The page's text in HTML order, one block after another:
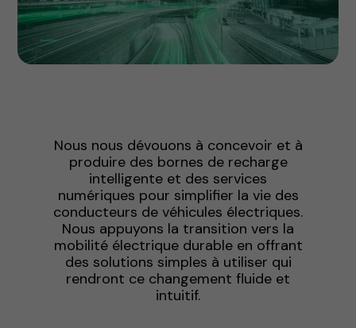
Nous nous dévouons à concevoir et à
produire des bornes de recharge
intelligente et des services
numériques pour simplifier la vie des
conducteurs de véhicules électriques.
Nous appuyons la transition vers la
mobilité électrique durable en offrant
des solutions simples à utiliser qui
rendront ce changement fluide et
intuitif.